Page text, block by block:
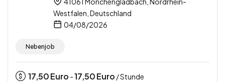
Westfalen, Deutschland
04/08/2026
Nebenjob
17,50Euro -17,50Euro / Stunde